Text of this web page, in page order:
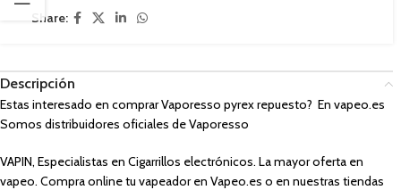
Share:
Descripción
Estas interesado en comprarVaporesso pyrex repuesto? En vapeo.es
Somos distribuidores oficiales de Vaporesso
VAPIN, Especialistas en Cigarrillos electrónicos. La mayor oferta en
vapeo. Compra online tu vapeador en Vapeo.es o en nuestras tiendas